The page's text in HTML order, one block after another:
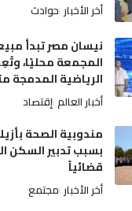
أخر الأخبار حوادث
نيسان مصر تبدأ
المجمعة محليًا،
الرياضية المدمجة
أخبار العالم إقتصاد
مندوبية الصحة
بسبب تدبير
قضائياً
أخر الأخبار مجتمع